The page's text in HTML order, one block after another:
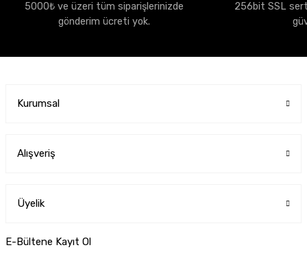
5000₺ ve üzeri tüm siparişlerinizde
gönderim ücreti yok.
256bit SSL
Kurumsal
Alışveriş
Üyelik
E-Bültene Kayıt Ol